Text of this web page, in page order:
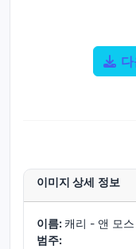
이미지 상세 정보
이름:캐리 - 앤 모스
범주: